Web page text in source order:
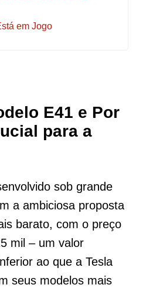
em Jogo
E41 e Por
para a
sob grande
a ambiciosa proposta
barato, com o preço
mil – um valor
ao que a Tesla
seus modelos mais